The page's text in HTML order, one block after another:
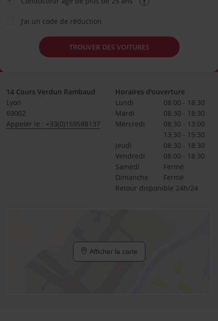
J’ai un code de réduction
TROUVER DES VOITURES
14 Cours Verdun Rambaud
Lyon
69002
Appeler le : +33(0)159588137
Horaires d'ouverture
Lundi
08:00 - 18:30
Mardi
08:30 - 18:30
Mercredi
08:30 - 13:00
13:30 - 15:30
Jeudi
08:30 - 18:30
Vendredi
08:00 - 18:30
Samedi
Fermé
Dimanche
Fermé
Retour disponible 24h/24
Afficher la carte